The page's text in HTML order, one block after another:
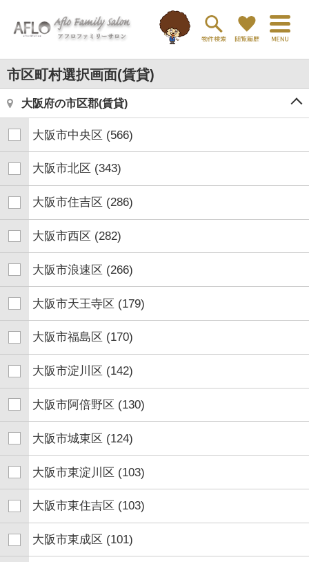
市区町村選択画面(賃貸)
大阪府の市区郡(賃貸)
大阪市中央区 (566)
大阪市北区 (343)
大阪市住吉区 (286)
大阪市西区 (282)
大阪市浪速区 (266)
大阪市天王寺区 (179)
大阪市福島区 (170)
大阪市淀川区 (142)
大阪市阿倍野区 (130)
大阪市城東区 (124)
大阪市東淀川区 (103)
大阪市東住吉区 (103)
大阪市東成区 (101)